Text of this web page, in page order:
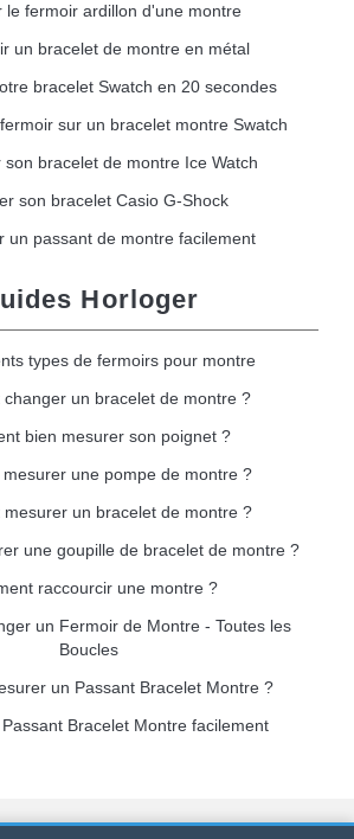
le fermoir ardillon d'une montre
un bracelet de montre en métal
bracelet Swatch en 20 secondes
sur un bracelet montre Swatch
son bracelet de montre Ice Watch
son bracelet Casio G-Shock
un passant de montre facilement
Horloger
types de fermoirs pour montre
changer un bracelet de montre ?
bien mesurer son poignet ?
une pompe de montre ?
mesurer un bracelet de montre ?
une goupille de bracelet de montre ?
raccourcir une montre ?
un Fermoir de Montre - Toutes les
Boucles
un Passant Bracelet Montre ?
Bracelet Montre facilement